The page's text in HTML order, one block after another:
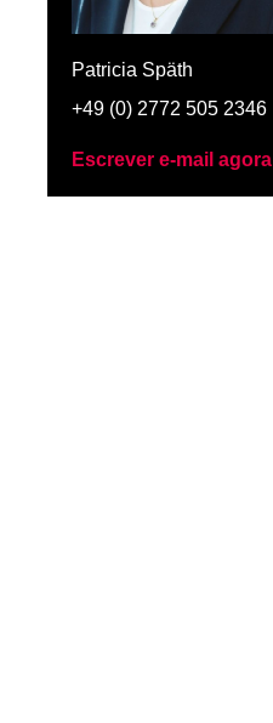
Patricia Späth
+49 (0) 2772 505 2346
Escrever e-mail agora